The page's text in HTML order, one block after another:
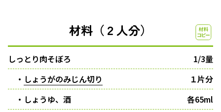
材料（２人分）
しっとり肉そぼろ
1/3量
・ しょうがのみじん切り
１片分
・しょうゆ、酒
各65ml